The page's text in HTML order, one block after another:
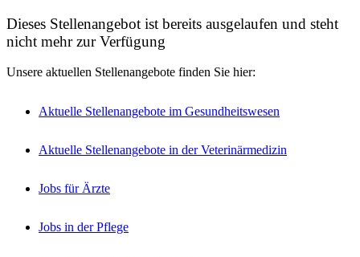
Dieses Stellenangebot ist bereits ausgelaufen und steht
nicht mehr zur Verfügung
Unsere aktuellen Stellenangebote finden Sie hier:
Aktuelle Stellenangebote im Gesundheitswesen
Aktuelle Stellenangebote in der Veterinärmedizin
Jobs für Ärzte
Jobs in der Pflege